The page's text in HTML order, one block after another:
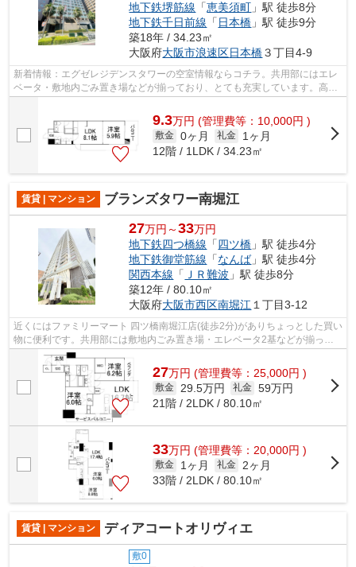
地下鉄堺筋線 「恵美須町 」駅 徒歩8分
地下鉄千日前線 「 日本橋 」駅 徒歩9分
築18年 / 34.23㎡
大阪府大阪市浪速区日本橋３丁目4-9
新着情報：エグゼレジデンスタワーの空室情報ならコチラ。共用部にはエレ
ベータ・敷地内ごみ置き場などが揃っており、とても充実しています。高い
9.3万円 (管理費等：10,000円 )
敷金 0ヶ月 礼金
1ヶ月
12階 / 1LDK / 34.23㎡
賃貸 | マンション ブランズタワー南堀江
27万円～33万円
地下鉄四つ橋線 「四ツ橋 」駅 徒歩4分
地下鉄御堂筋線 「なんば」駅 徒歩4分
関西本線 「 ＪＲ難波 」駅 徒歩8分
築12年 / 80.10㎡
大阪府大阪市西区南堀江 １丁目3-12
近くにはファミリーマート 四ツ橋南堀江店(徒歩2分)がありちょっとした買い
物に便利です。共用部には敷地内ごみ置き場・エレベータ2基などが揃って
おり、とても充実しています。地上35...
27万円 (管理費等：25,000円 )
敷金 29.5万円 礼金 59万円
21階 / 2LDK / 80.10㎡
33万円 (管理費等：20,000円 )
敷金 1ヶ月 礼金
2ヶ月
33階 / 2LDK / 80.10㎡
賃貸 | マンション ディアコートオリヴィエ
敷0